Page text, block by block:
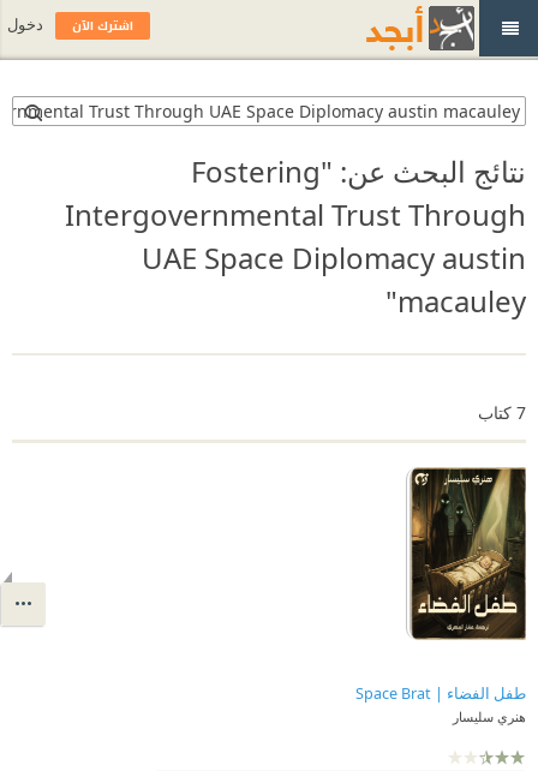
نتائج البحث عن: "Fostering
Intergovernmental Trust Through
UAE Space Diplomacy austin
macauley
"
7 كتاب
طفل الفضاء | Space Brat
هنري سليسار
اشترك الآن دخول